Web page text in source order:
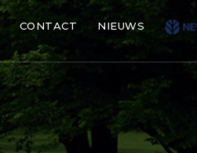
CONTACT NIEUWS